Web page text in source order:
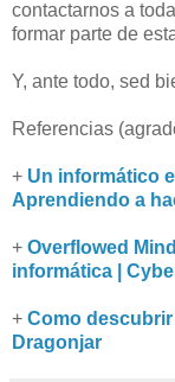
contactarnos a
formar parte de
Y, ante todo, sed
Referencias
+ Un informático
Aprendiendo a
+ Overflowed
informática |
+ Como
Dragonjar